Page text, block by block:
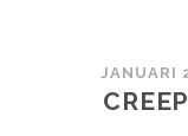
JANUARI